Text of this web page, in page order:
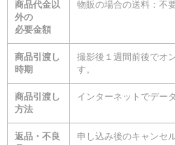
商品代金以
外の
必要金額
物販の場合の送料：不
商品引渡し
時期
撮影後１週間前後でオ
す。
商品引渡し
方法
インターネットでデー
返品・不良
申し込み後のキャンセ